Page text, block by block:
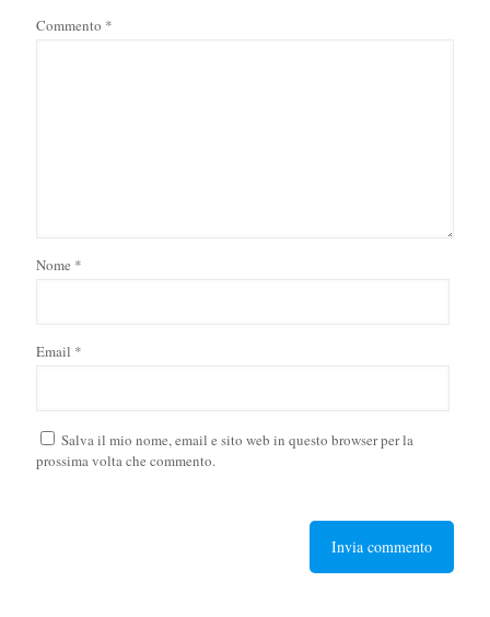
Commento *
Nome *
Email *
Salva il mio nome, email e sito web in questo browser per la
prossima volta che commento.